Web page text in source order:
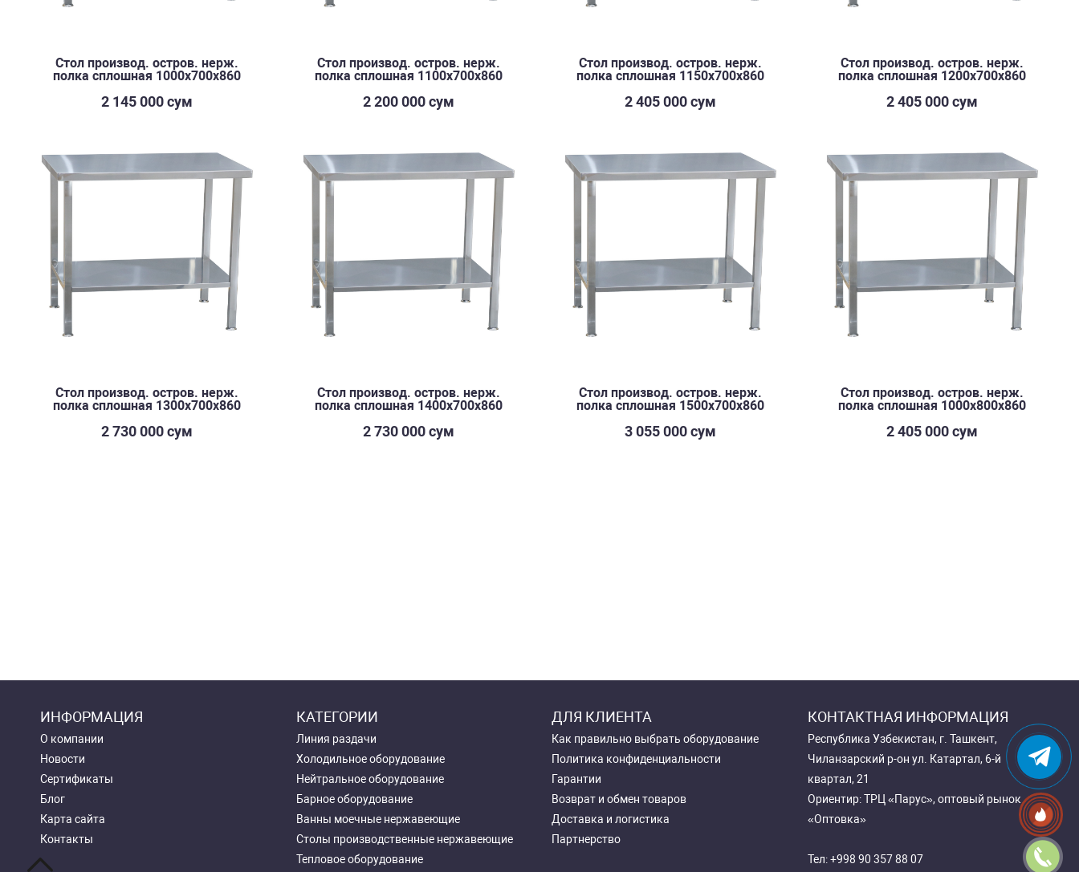
Стол производ. остров. нерж.
полка сплошная 1000х700х860
2 145 000 сум
Стол производ. остров. нерж.
полка сплошная 1100х700х860
2 200 000 сум
Стол производ. остров. нерж.
полка сплошная 1150х700х860
2 405 000 сум
Стол производ. остров. нерж.
полка сплошная 1200х700х860
2 405 000 сум
Стол производ. остров. нерж.
полка сплошная 1300х700х860
2 730 000 сум
Стол производ. остров. нерж.
полка сплошная 1400х700х860
2 730 000 сум
Стол производ. остров. нерж.
полка сплошная 1500х700х860
3 055 000 сум
Стол производ. остров. нерж.
полка сплошная 1000х800х860
2 405 000 сум
ИНФОРМАЦИЯ
О компании
Новости
Сертификаты
Блог
Карта сайта
Контакты
КАТЕГОРИИ
Линия раздачи
Холодильное оборудование
Нейтральное оборудование
Барное оборудование
Ванны моечные нержавеющие
Столы производственные нержавеющие
Тепловое оборудование
ДЛЯ КЛИЕНТА
Как правильно выбрать оборудование
Политика конфиденциальности
Гарантии
Возврат и обмен товаров
Доставка и логистика
Партнерство
КОНТАКТНАЯ ИНФОРМАЦИЯ
Республика Узбекистан, г. Ташкент,
Чиланзарский р-он ул. Катартал, 6-й
квартал, 21
Ориентир: ТРЦ «Парус», оптовый рынок
«Оптовка»
Тел:+998 90 357 88 07